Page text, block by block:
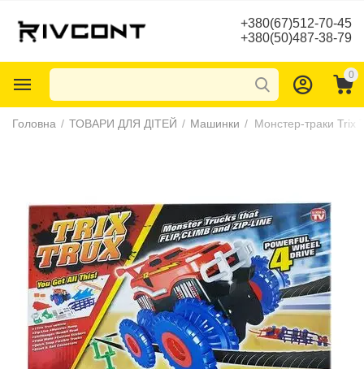
+380(67)512-70-45
+380(50)487-38-79
0
Головна / ТОВАРИ ДЛЯ ДІТЕЙ / Машинки / Монстер-траки Trix